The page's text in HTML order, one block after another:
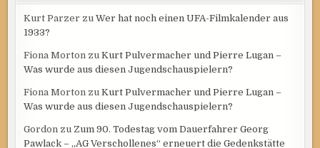
Kurt Parzer zuWer hat noch einen UFA-Filmkalender aus
1933?
Fiona Morton zuKurt Pulvermacher und Pierre Lugan –
Was wurde aus diesen Jugendschauspielern?
Fiona Morton zuKurt Pulvermacher und Pierre Lugan –
Was wurde aus diesen Jugendschauspielern?
Gordon zu Zum 90. Todestag vom Dauerfahrer Georg
Pawlack – „AG Verschollenes“ erneuert die Gedenkstätte